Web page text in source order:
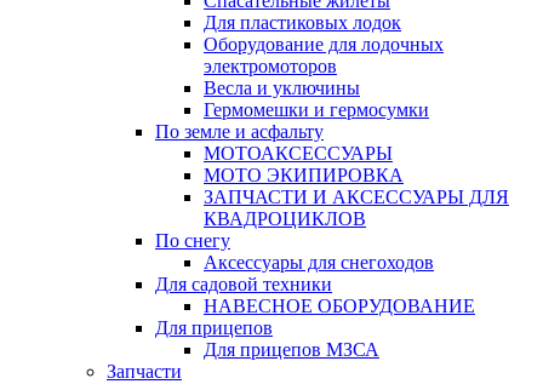
Для пластиковых лодок
Оборудование для лодочных
электромоторов
Весла и уключины
Гермомешки и гермосумки
По земле и асфальту
МОТОАКСЕССУАРЫ
МОТО ЭКИПИРОВКА
ЗАПЧАСТИ И АКСЕССУАРЫ ДЛЯ
КВАДРОЦИКЛОВ
По снегу
Аксессуары для снегоходов
Для садовой техники
НАВЕСНОЕ ОБОРУДОВАНИЕ
Для прицепов
Для прицепов МЗСА
Запчасти